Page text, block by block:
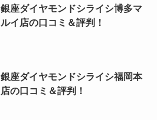
銀座ダイヤモンドシライシ博多マ
ルイ店の口コミ＆評判！
銀座ダイヤモンドシライシ福岡本
店の口コミ＆評判！